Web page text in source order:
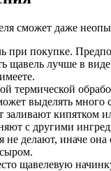
сможет даже
при покупке.
щавель лучше в
термической
выделять
заливают
с другими
не делают, иначе
щавелевую